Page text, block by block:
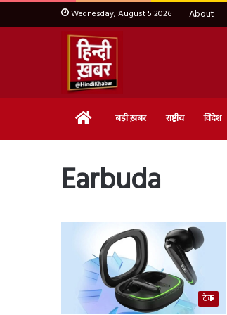
Wednesday, August 5 2026 About
Home बड़ी ख़बर राष्ट्रीय विदेश
Earbuda
टेक